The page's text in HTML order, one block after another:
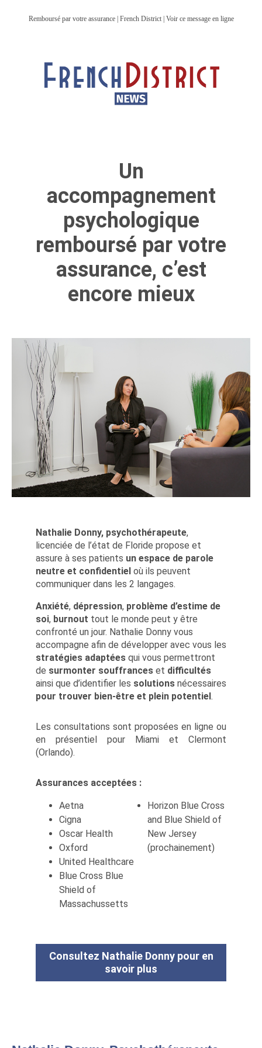
Remboursé par votre assurance | French District | Voir ce message en ligne
Un
accompagnement
psychologique
remboursé par votre
assurance, c’est
encore mieux
Nathalie Donny, psychothérapeute,
licenciée de l’état de Floride propose et
assure à ses patients un espace de parole
neutre et confidentiel où ils peuvent
communiquer dans les 2 langages.
Anxiété, dépression, problème d’estime de
soi, burnout tout le monde peut y être
confronté un jour. Nathalie Donny vous
accompagne afin de développer avec vous les
stratégies adaptées qui vous permettront
de surmonter souffrances et difficultés
ainsi que d’identifier les solutions nécessaires
pour trouver bien-être et plein potentiel.
Les consultations sont proposées en ligne ou
en présentiel pour Miami et Clermont
(Orlando).
Assurances acceptées :
Aetna
Cigna
Oscar Health
Oxford
United Healthcare
Blue Cross Blue
Shield of
Massachussetts
Horizon Blue Cross
and Blue Shield of
New Jersey
(prochainement)
Consultez Nathalie Donny pour en
savoir plus